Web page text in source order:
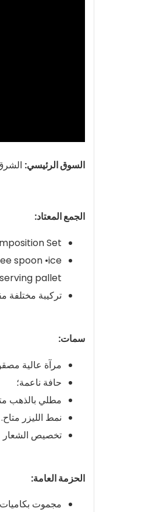
السوق الرئيسي:
الجمع المعتاد:
Set;
spoon •ice
pallet
تركيبة مختلفة
سمات:
مرآة عالية
حافة ناعمة؛
مطلي بالذهب
نمط الليزر متاح.
تخصيص الشعار
الحزمة العامة:
مجموت بكاميات